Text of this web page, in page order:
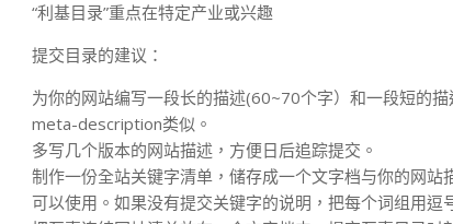
“利基目录”重点在特定产业或兴趣
提交目录的建议：
为你的网站编写一段长的描述(60~70个字）和一段短的
meta-description类似。
多写几个版本的网站描述，方便日后追踪提交。
制作一份全站关键字清单，储存成一个文字档与你的网
可以使用。如果没有提交关键字的说明，把每个词组用逗